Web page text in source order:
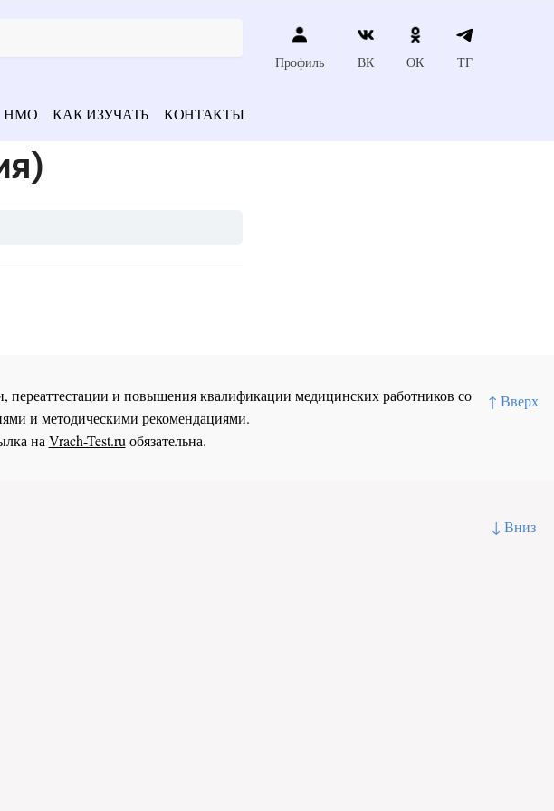
↑ Вверх
↓ Вниз
Профиль ВК ОК ТГ
НМО КАК ИЗУЧАТЬ КОНТАКТЫ
переаттестации и повышения квалификации медицинских работников со
и методическими рекомендациями.
на Vrach-Test.ru обязательна.